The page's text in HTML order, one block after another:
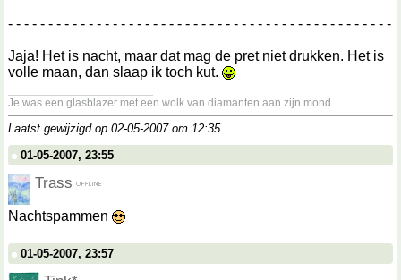
- - - - - - - - - - - - - - - - - - - - - - - - - - - - - - - - - - - - - - - - - - - - - - - -
Jaja! Het is nacht, maar dat mag de pret niet drukken. Het is
volle maan, dan slaap ik toch kut.
Je was een glasblazer met een wolk van diamanten aan zijn mond
Laatst gewijzigd op 02-05-2007 om 12:35.
01-05-2007, 23:55
Trass
Nachtspammen
01-05-2007, 23:57